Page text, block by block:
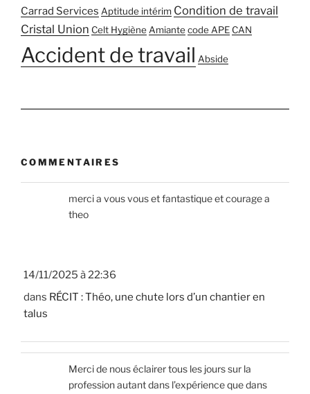
Carrad Services Aptitude intérim Condition de travail
Cristal Union Celt HygièneAmiantecode APE CAN
Accident de travail Abside
COMMENTAIRES
14/11/2025 à 22:36
dans RÉCIT : Théo, une chute lors d’un chantier en
talus
merci a vous vous et fantastique et courage a
theo
Merci de nous éclairer tous les jours sur la
profession autant dans l’expérience que dans